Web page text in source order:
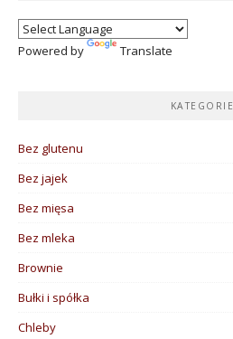
Powered by Translate
KATEGORIE
Bez glutenu
Bez jajek
Bez mięsa
Bez mleka
Brownie
Bułki i spółka
Chleby